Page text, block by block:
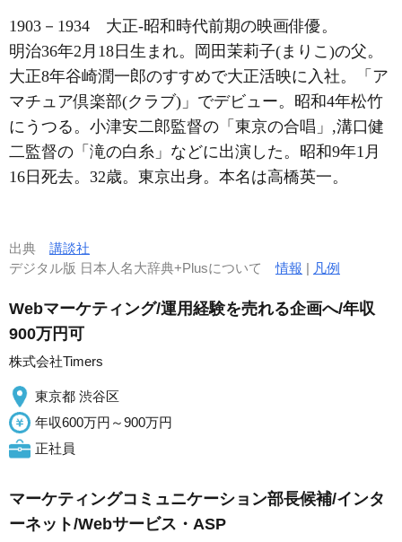
1903－1934 大正-昭和時代前期の映画俳優。
明治36年2月18日生まれ。岡田茉莉子(まりこ)の父。
大正8年谷崎潤一郎のすすめで大正活映に入社。「ア
マチュア倶楽部(クラブ)」でデビュー。昭和4年松竹
にうつる。小津安二郎監督の「東京の合唱」,溝口健
二監督の「滝の白糸」などに出演した。昭和9年1月
16日死去。32歳。東京出身。本名は高橋英一。
出典 講談社
デジタル版 日本人名大辞典+Plusについて情報 | 凡例
Webマーケティング/運用経験を売れる企画へ/年収
900万円可
株式会社Timers
東京都 渋谷区
年収600万円～900万円
正社員
マーケティングコミュニケーション部長候補/インタ
ーネット/Webサービス・ASP